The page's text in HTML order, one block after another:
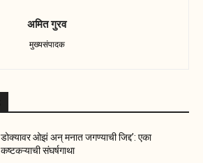
अमित गुरव
मुख्यसंपादक
डोक्यावर ओझं अन् मनात जगण्याची जिद्द’: एका
कष्टकऱ्याची संघर्षगाथा